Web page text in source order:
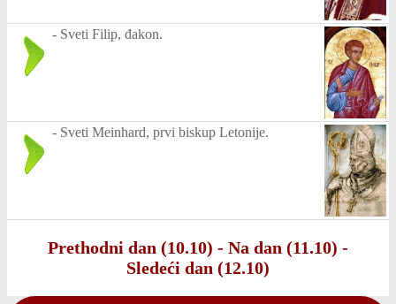
- Sveti Filip, đakon.
- Sveti Meinhard, prvi biskup Letonije.
Prethodni dan (10.10) - Na dan (11.10) -
Sledeći dan (12.10)